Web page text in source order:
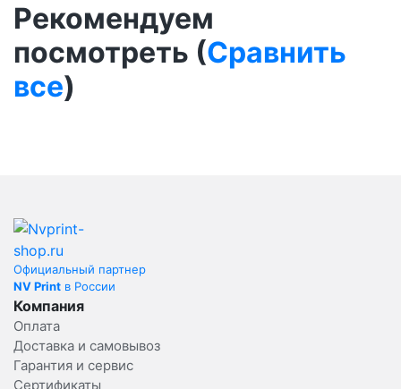
Рекомендуем
посмотреть (Сравнить
все)
Официальный партнер
NV Print в России
Компания
Оплата
Доставка и самовывоз
Гарантия и сервис
Сертификаты